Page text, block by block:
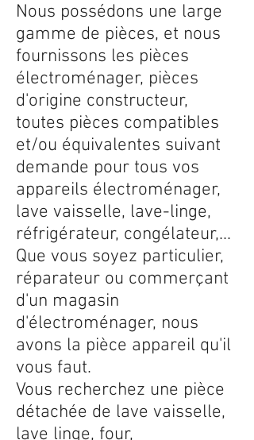
Nous possédons une large
gamme de pièces, et nous
fournissons les pièces
électroménager, pièces
d'origine constructeur,
toutes pièces compatibles
et/ou équivalentes suivant
demande pour tous vos
appareils électroménager,
lave vaisselle, lave-linge,
réfrigérateur, congélateur,...
Que vous soyez particulier,
réparateur ou commerçant
d'un magasin
d'électroménager, nous
avons la pièce appareil qu'il
vous faut.
Vous recherchez une pièce
détachée de lave vaisselle,
lave linge, four,